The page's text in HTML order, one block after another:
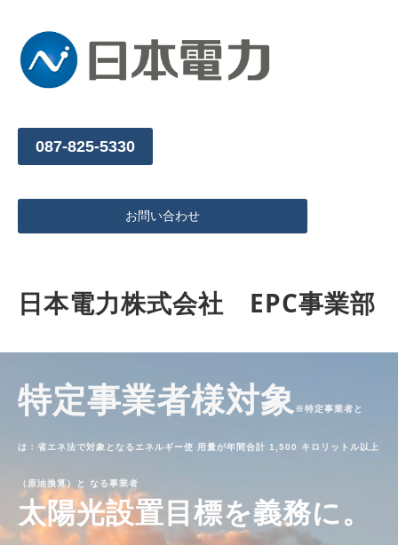
087-825-5330
お問い合わせ
日本電力株式会社　EPC事業部
特定事業者様対象※特定事業者と
は：省エネ法で対象となるエネルギー使 用量が年間合計 1,500 キロリットル以上
（原油換算）と なる事業者
太陽光設置目標を義務に。